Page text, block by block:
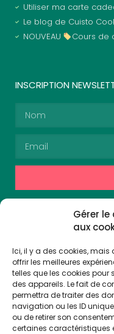
Gérer
aux
Ici, il y a des cookies, mais
offrir les meilleures
telles que les cookies
des appareils. Le fait de
permettra de traiter des
navigation ou les ID
ou de retirer son
certaines caractéristiques
Utiliser ma carte
Le blog de Cuisto
NOUVEAU
Cours de
INSCRIPTION
Alternative:
En vous inscrivant,
communications de la